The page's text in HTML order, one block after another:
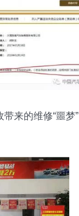
来的维修“噩梦”